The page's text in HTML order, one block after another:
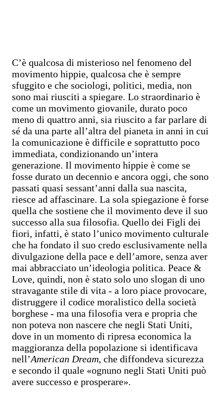
C’è qualcosa di misterioso nel fenomeno del
movimento hippie, qualcosa che è sempre
sfuggito e che sociologi, politici, media, non
sono mai riusciti a spiegare. Lo straordinario è
come un movimento giovanile, durato poco
meno di quattro anni, sia riuscito a far parlare di
sé da una parte all’altra del pianeta in anni in cui
la comunicazione è difficile e soprattutto poco
immediata, condizionando un’intera
generazione. Il movimento hippie è come se
fosse durato un decennio e ancora oggi, che sono
passati quasi sessant’anni dalla sua nascita,
riesce ad affascinare. La sola spiegazione è forse
quella che sostiene che il movimento deve il suo
successo alla sua filosofia. Quello dei Figli dei
fiori, infatti, è stato l’unico movimento culturale
che ha fondato il suo credo esclusivamente nella
divulgazione della pace e dell’amore, senza aver
mai abbracciato un’ideologia politica. Peace &
Love, quindi, non è stato solo uno slogan di uno
stravagante stile di vita - a loro piace provocare,
distruggere il codice moralistico della società
borghese - ma una filosofia vera e propria che
non poteva non nascere che negli Stati Uniti,
dove in un momento di ripresa economica la
maggioranza della popolazione si identificava
nell’American Dream, che diffondeva sicurezza
e secondo il quale «ognuno negli Stati Uniti può
avere successo e prosperare».